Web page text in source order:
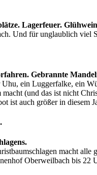
Lagerfeuer.
Und für unglaublich viel
Gebrannte
ein Luggerfalke, ein
(und das ist nicht
ist auch größer in diesem
macht
Oberweilbach bis